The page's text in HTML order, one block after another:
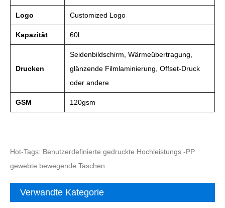
Logo Customized Logo
Kapazität 60l
Drucken
Seidenbildschirm, Wärmeübertragung,
glänzende Filmlaminierung, Offset-Druck
oder andere
GSM 120gsm
Hot-Tags: Benutzerdefinierte gedruckte Hochleistungs -PP
gewebte bewegende Taschen
Verwandte Kategorie